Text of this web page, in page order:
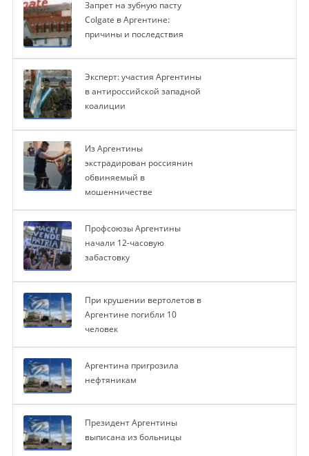
Запрет на зубную пасту
Colgate в Аргентине:
причины и последствия
Эксперт: участия Аргентины
в антироссийской западной
коалиции
Из Аргентины
экстрадирован россиянин
обвиняемый в
мошенничестве
Профсоюзы Аргентины
начали 12-часовую
забастовку
При крушении вертолетов в
Аргентине погибли 10
человек
Аргентина пригрозила
нефтяникам
Президент Аргентины
выписана из больницы